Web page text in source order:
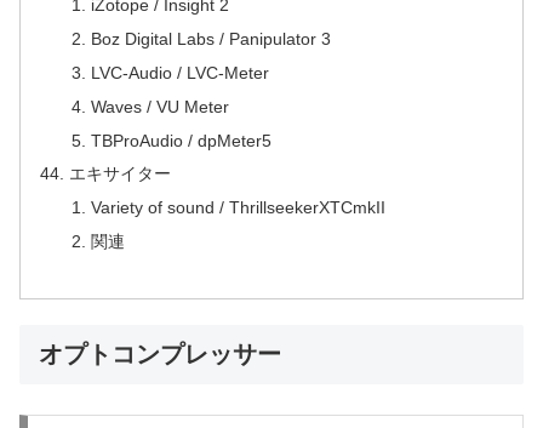
iZotope / Insight 2
Boz Digital Labs / Panipulator 3
LVC-Audio / LVC-Meter
Waves / VU Meter
TBProAudio / dpMeter5
エキサイター
Variety of sound / ThrillseekerXTCmkII
関連
オプトコンプレッサー